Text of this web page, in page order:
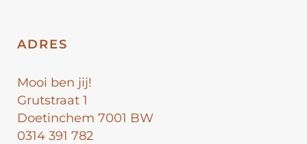
ADRES
Mooi ben jij!
Grutstraat 1
Doetinchem 7001 BW
0314 391 782